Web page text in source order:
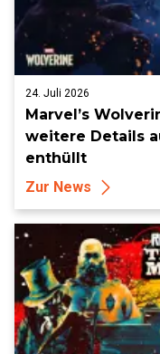
24. Juli 2026
Marvel’s
weitere Details
enthüllt
Zur News